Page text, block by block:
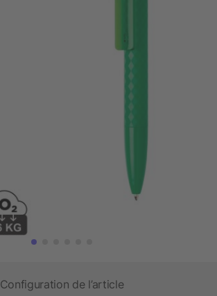
Configuration de l’article